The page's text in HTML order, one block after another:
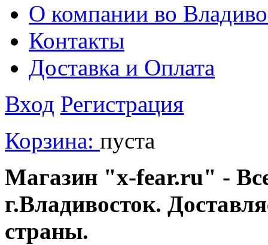
О компании во
Контакты
Доставка и Оплата
Вход Регистрация
Корзина: пуста
Магазин "x-fear.ru" -
г.Владивосток.
страны.